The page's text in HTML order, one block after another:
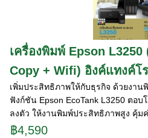
เครื่องพิมพ์ Epson
Copy + Wifi) อิงค์แทงค์โ
เพิ่มประสิทธิภาพให้กับธุรกิจ ด้วยงา
ฟังก์ชัน Epson EcoTank L3250 ตอบ
ลงตัว ให้งานพิมพ์ประสิทธิภาพสูง คุ้มค่
฿4,590